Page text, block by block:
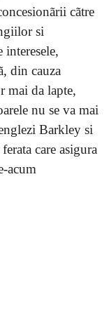
cãtre
si
interesele,
din cauza
mai da lapte,
nu se va mai
Barkley si
care asigura
acum